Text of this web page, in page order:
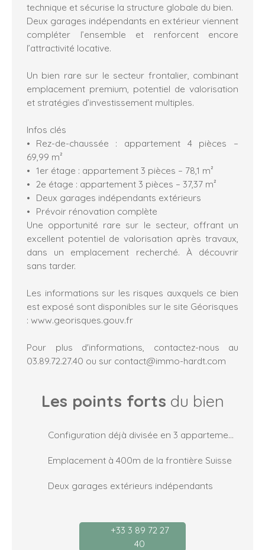
technique et sécurise la structure globale du bien.
Deux garages indépendants en extérieur viennent
compléter l’ensemble et renforcent encore
l’attractivité locative.
Un bien rare sur le secteur frontalier, combinant
emplacement premium, potentiel de valorisation
et stratégies d’investissement multiples.
Infos clés
Rez-de-chaussée : appartement 4 pièces –
69,99 m²
1er étage : appartement 3 pièces – 78,1 m²
2e étage : appartement 3 pièces – 37,37 m²
Deux garages indépendants extérieurs
Prévoir rénovation complète
Une opportunité rare sur le secteur, offrant un
excellent potentiel de valorisation après travaux,
dans un emplacement recherché. À découvrir
sans tarder.
Les informations sur les risques auxquels ce bien
est exposé sont disponibles sur le site Géorisques
: www.georisques.gouv.fr
Pour plus d'informations, contactez-nous au
03.89.72.27.40 ou sur contact@immo-hardt.com
Les points forts du bien
Configuration déjà divisée en 3 appartements indépendants
Emplacement à 400m de la frontière Suisse
Deux garages extérieurs indépendants
+33 3 89 72 27
40